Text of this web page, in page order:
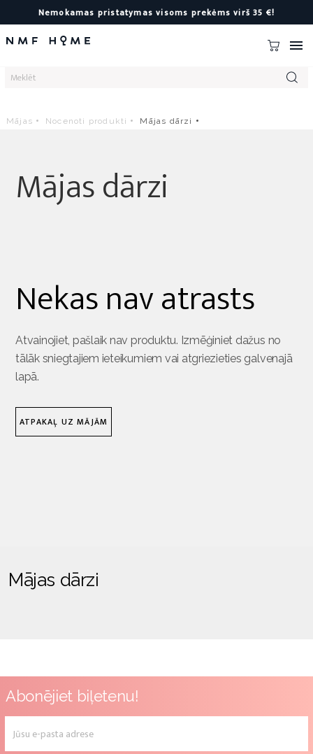
Nemokamas pristatymas visoms prekėms virš 35 €!

Mājas Nocenoti produkti Mājas dārzi
Mājas dārzi
Nekas nav atrasts
Atvainojiet, pašlaik nav produktu. Izmēģiniet dažus no
tālāk sniegtajiem ieteikumiem vai atgriezieties galvenajā
lapā.
ATPAKAĻ UZ MĀJĀM
Mājas dārzi
Abonējiet biļetenu!